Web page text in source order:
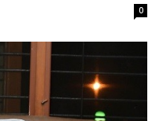
0